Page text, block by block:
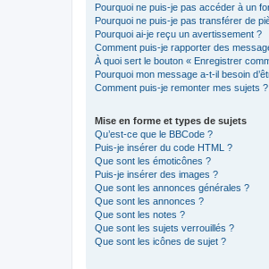
Pourquoi ne puis-je pas accéder à un
Pourquoi ne puis-je pas transférer de
Pourquoi ai-je reçu un avertissement ?
Comment puis-je rapporter des
À quoi sert le bouton « Enregistrer
Pourquoi mon message a-t-il besoin
Comment puis-je remonter mes sujets ?
Mise en forme et types de sujets
Qu’est-ce que le BBCode ?
Puis-je insérer du code HTML ?
Que sont les émoticônes ?
Puis-je insérer des images ?
Que sont les annonces générales ?
Que sont les annonces ?
Que sont les notes ?
Que sont les sujets verrouillés ?
Que sont les icônes de sujet ?